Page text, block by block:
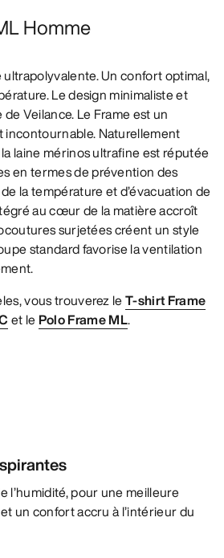
Homme
Un confort optimal,
Le design minimaliste et
Veilance. Le Frame est un
Naturellement
laine mérinos ultrafine est réputée
en termes de prévention des
la température et d’évacuation de
au cœur de la matière accroît
surjetées créent un style
standard favorise la ventilation
vous trouverez leT-shirt Frame
et le Polo Frame ML.
l’humidité, pour une meilleure
un confort accru à l’intérieur du